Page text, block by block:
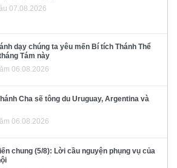
07.08.2026
dạy chúng ta yêu mến Bí tích Thánh Thể
Tám này
06.08.2026
Cha sẽ tông du Uruguay, Argentina và
06.08.2026
chung (5/8): Lời cầu nguyện phụng vụ của